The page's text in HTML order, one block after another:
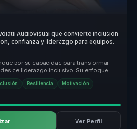
Audiovisual que convierte inclusion
confianza y liderazgo para equipos.
por su capacidad para transformar
de liderazgo inclusivo. Su enfoque
Resiliencia Motivación
Ver Perfil